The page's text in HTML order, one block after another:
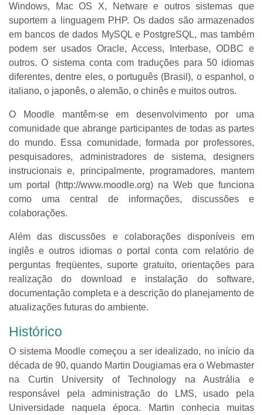
Windows, Mac OS X, Netware e outros sistemas que
suportem a linguagem PHP. Os dados são armazenados
em bancos de dados MySQL e PostgreSQL, mas também
podem ser usados Oracle, Access, Interbase, ODBC e
outros. O sistema conta com traduções para 50 idiomas
diferentes, dentre eles, o português (Brasil), o espanhol, o
italiano, o japonês, o alemão, o chinês e muitos outros.
O Moodle mantêm-se em desenvolvimento por uma
comunidade que abrange participantes de todas as partes
do mundo. Essa comunidade, formada por professores,
pesquisadores, administradores de sistema, designers
instrucionais e, principalmente, programadores, mantem
um portal (http://www.moodle.org) na Web que funciona
como uma central de informações, discussões e
colaborações.
Além das discussões e colaborações disponíveis em
inglês e outros idiomas o portal conta com relatório de
perguntas freqüentes, suporte gratuito, orientações para
realização do download e instalação do software,
documentação completa e a descrição do planejamento de
atualizações futuras do ambiente.
Histórico
O sistema Moodle começou a ser idealizado, no início da
década de 90, quando Martin Dougiamas era o Webmaster
na Curtin University of Technology na Austrália e
responsável pela administração do LMS, usado pela
Universidade naquela época. Martin conhecia muitas